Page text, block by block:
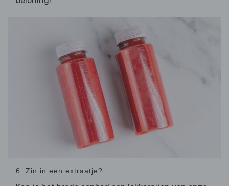
6. Zin in een extraatje?